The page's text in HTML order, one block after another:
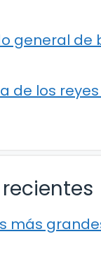
general de
de los
más